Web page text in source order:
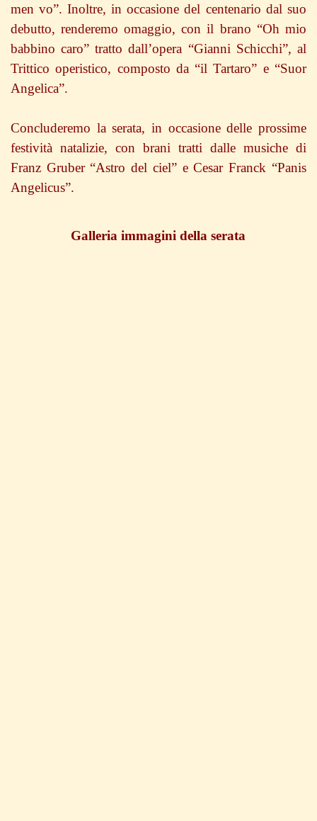
men vo”. Inoltre, in occasione del centenario dal suo
debutto, renderemo omaggio, con il brano “Oh mio
babbino caro” tratto dall’opera “Gianni Schicchi”, al
Trittico operistico, composto da “il Tartaro” e “Suor
Angelica”.
Concluderemo la serata, in occasione delle prossime
festività natalizie, con brani tratti dalle musiche di
Franz Gruber “Astro del ciel” e Cesar Franck “Panis
Angelicus”.
Galleria immagini della serata